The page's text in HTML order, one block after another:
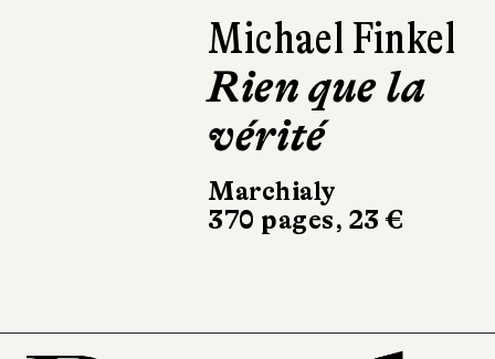
Michael Finkel
Rien que la
vérité
Marchialy
370 pages, 23 €
Emmanuel
Sur la route
la Loire
Stock
266 pages, 20,90 €